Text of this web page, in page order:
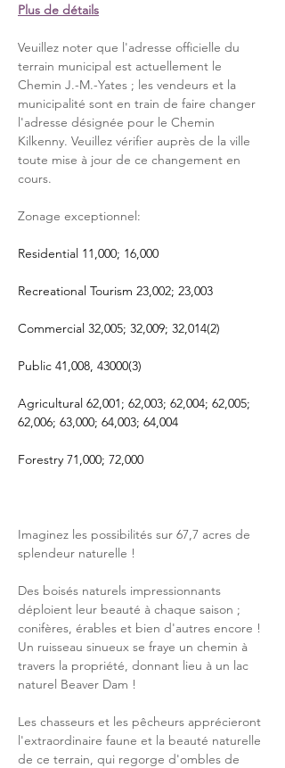
Plus de détails
Veuillez noter que l'adresse officielle du
terrain municipal est actuellement le
Chemin J.-M.-Yates ; les vendeurs et la
municipalité sont en train de faire changer
l'adresse désignée pour le Chemin
Kilkenny. Veuillez vérifier auprès de la ville
toute mise à jour de ce changement en
cours.
Zonage exceptionnel:
Residential 11,000; 16,000
Recreational Tourism 23,002; 23,003
Commercial 32,005; 32,009; 32,014(2)
Public 41,008, 43000(3)
Agricultural 62,001; 62,003; 62,004; 62,005;
62,006; 63,000; 64,003; 64,004
Forestry 71,000; 72,000
Imaginez les possibilités sur 67,7 acres de
splendeur naturelle !
Des boisés naturels impressionnants
déploient leur beauté à chaque saison ;
conifères, érables et bien d'autres encore !
Un ruisseau sinueux se fraye un chemin à
travers la propriété, donnant lieu à un lac
naturel Beaver Dam !
Les chasseurs et les pêcheurs apprécieront
l'extraordinaire faune et la beauté naturelle
de ce terrain, qui regorge d'ombles de